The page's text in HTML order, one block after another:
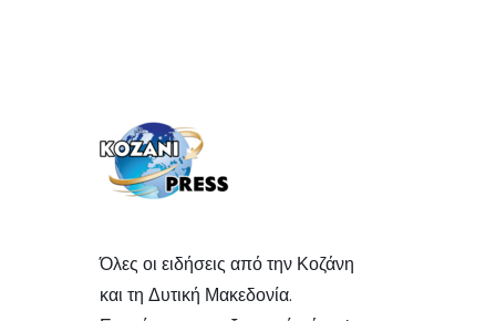
Όλες οι ειδήσεις από την Κοζάνη
και τη Δυτική Μακεδονία.